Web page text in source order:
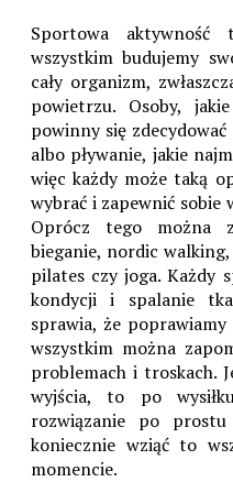
Sportowa
wszystkim budujemy
cały organizm,
powietrzu. Osoby,
powinny się
albo pływanie, jakie
więc każdy może taką
wybrać i zapewnić sobie
Oprócz tego można
bieganie, nordic
pilates czy joga. Każdy
kondycji i spalanie
sprawia, że poprawiamy
wszystkim można
problemach i troskach.
wyjścia, to po
rozwiązanie po
koniecznie wziąć to
momencie.